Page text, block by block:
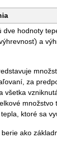
dve hodnoty
a
za
všetka
množstvo
ktoré sa
ako